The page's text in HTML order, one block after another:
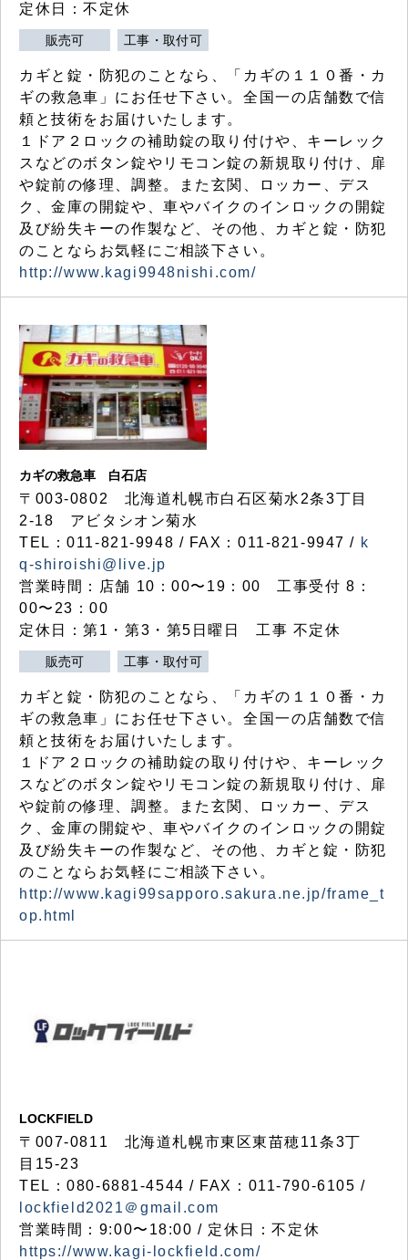
定休日：不定休
販売可 工事・取付可
カギと錠・防犯のことなら、「カギの１１０番・カ
ギの救急車」にお任せ下さい。全国一の店舗数で信
頼と技術をお届けいたします。
１ドア２ロックの補助錠の取り付けや、キーレック
スなどのボタン錠やリモコン錠の新規取り付け、扉
や錠前の修理、調整。また玄関、ロッカー、デス
ク、金庫の開錠や、車やバイクのインロックの開錠
及び紛失キーの作製など、その他、カギと錠・防犯
のことならお気軽にご相談下さい。
http://www.kagi9948nishi.com/
カギの救急車 白石店
〒003-0802 北海道札幌市白石区菊水2条3丁目
2-18 アビタシオン菊水
TEL：011-821-9948 / FAX：011-821-9947 / k
q-shiroishi@live.jp
営業時間：店舗 10：00〜19：00 工事受付 8：
00〜23：00
定休日：第1・第3・第5日曜日 工事 不定休
販売可 工事・取付可
カギと錠・防犯のことなら、「カギの１１０番・カ
ギの救急車」にお任せ下さい。全国一の店舗数で信
頼と技術をお届けいたします。
１ドア２ロックの補助錠の取り付けや、キーレック
スなどのボタン錠やリモコン錠の新規取り付け、扉
や錠前の修理、調整。また玄関、ロッカー、デス
ク、金庫の開錠や、車やバイクのインロックの開錠
及び紛失キーの作製など、その他、カギと錠・防犯
のことならお気軽にご相談下さい。
http://www.kagi99sapporo.sakura.ne.jp/frame_t
op.html
LOCKFIELD
〒007-0811 北海道札幌市東区東苗穂11条3丁
目15-23
TEL：080-6881-4544 / FAX：011-790-6105 /
lockfield2021＠gmail.com
営業時間：9:00〜18:00 / 定休日：不定休
https://www.kagi-lockfield.com/